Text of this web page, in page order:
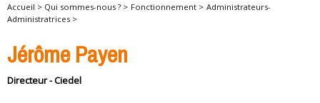
Accueil > Qui sommes-nous ? > Fonctionnement > Administrateurs-
Administratrices >
Jérôme Payen
Directeur - Ciedel